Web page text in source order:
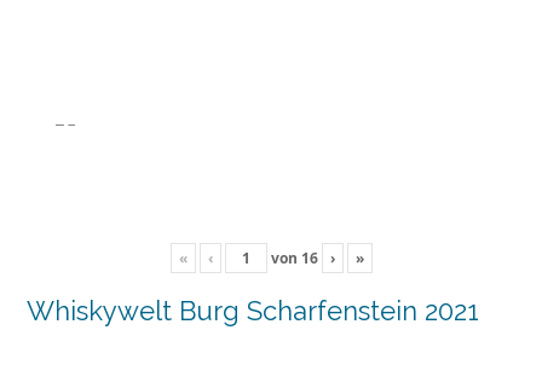
« ‹ von 16 › »
Whiskywelt Burg Scharfenstein 2021